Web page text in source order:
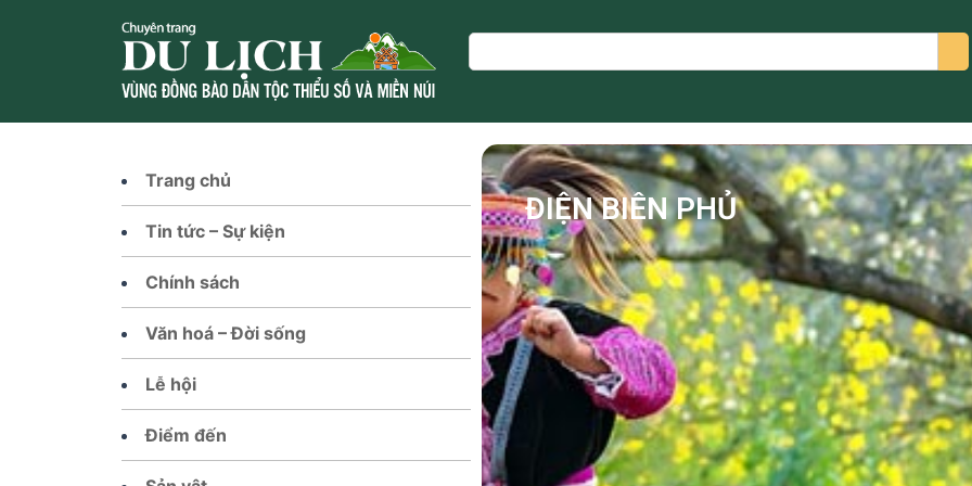
Search
Trang chủ
Tin tức – Sự kiện
Chính sách
Văn hoá – Đời sống
Lễ hội
Điểm đến
ĐIỆN BIÊN PHỦ